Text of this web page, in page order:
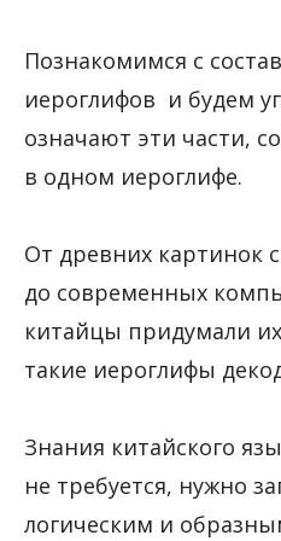
Познакомимся с
иероглифов и будем
означают эти части,
в одном иероглифе.
От древних картинок
до современных
китайцы придумали
такие иероглифы
Знания китайского
не требуется, нужно
логическим и